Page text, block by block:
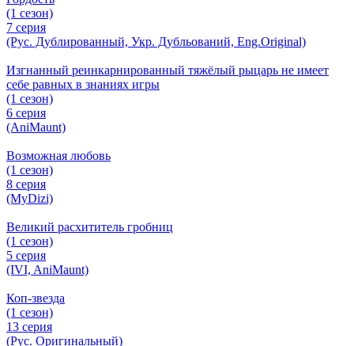
(1 сезон)
7 серия
(Рус. Дублированный, Укр. Дубльований, Eng.Original)
Изгнанный реинкарнированный тяжёлый рыцарь не имеет
себе равных в знаниях игры
(1 сезон)
6 серия
(AniMaunt)
Возможная любовь
(1 сезон)
8 серия
(MyDizi)
Великий расхититель гробниц
(1 сезон)
5 серия
(IVI, AniMaunt)
Коп-звезда
(1 сезон)
13 серия
(Рус. Оригинальный)